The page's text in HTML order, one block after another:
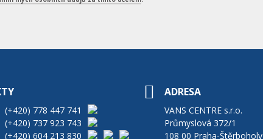
(+420) 778 447 741
(+420) 737 923 743
(+420) 604 213 830
ADRESA
VANS CENTRE s.r.o.
Průmyslová 372/1
108 00 Praha-Štěrboholy